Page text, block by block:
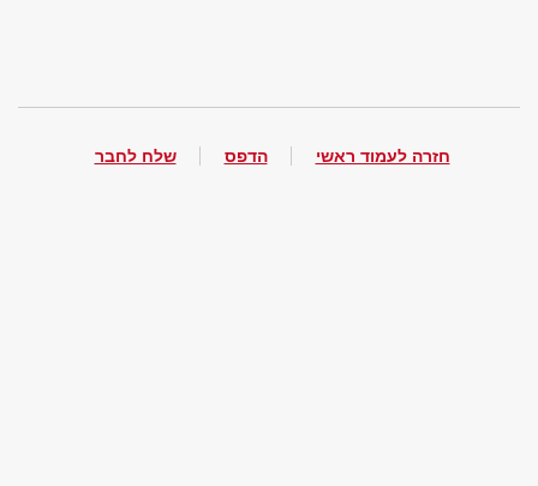
חזרה לעמוד ראשי הדפס שלח לחבר